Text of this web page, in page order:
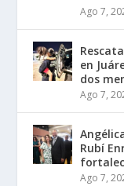
Ago 7,
en
dos
Ago 7,
Rubí
Ago 7,